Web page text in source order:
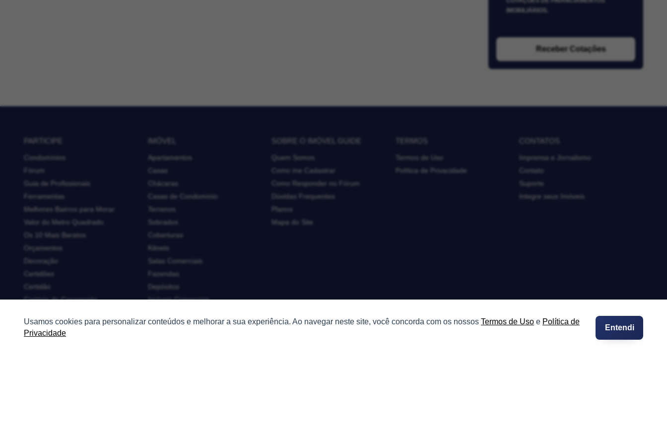
IMOBILIÁRIOS.
Receber Cotações
Usamos cookies para personalizar conteúdos e melhorar a sua experiência. Ao navegar neste site, você concorda com os nossos Termos de Uso e Política de
Privacidade
Entendi
PARTICIPE
Condomínios
Fórum
Guia de Profissionais
Ferramentas
Melhores Bairros para Morar
Valor do Metro Quadrado
Os 10 Mais Baratos
Orçamentos
Decoração
Certidões
Certidão
Cartório de Casamento
Tabelionato de Notas
Logradouro
IMÓVEL
Apartamentos
Casas
Chácaras
Casas de Condomínio
Terrenos
Sobrados
Coberturas
Kitnets
Salas Comerciais
Fazendas
Depósitos
Imóveis Comerciais
SOBRE O IMÓVEL GUIDE
Quem Somos
Como me Cadastrar
Como Responder no Fórum
Dúvidas Frequentes
Planos
Mapa do Site
TERMOS
Termos de Uso
Política de Privacidade
CONTATOS
Imprensa e Jornalismo
Contato
Suporte
Integre seus Imóveis